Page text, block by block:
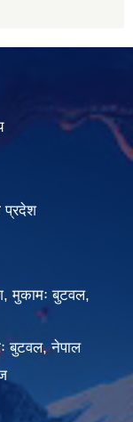
प्रदेश
मुकामः बुटवल,
बुटवल, नेपाल